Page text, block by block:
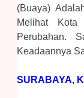
(Buaya)
Melihat Kota
Perubahan.
Keadaannya
SURABAYA,